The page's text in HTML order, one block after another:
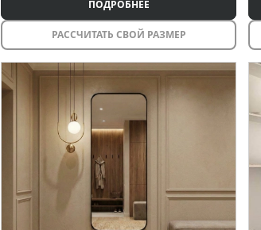
ПОДРОБНЕЕ
РАССЧИТАТЬ СВОЙ РАЗМЕР